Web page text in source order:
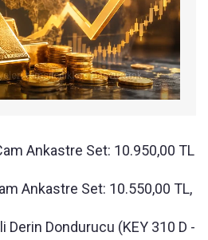
Ankastre Set: 10.950,00 TL
Ankastre Set: 10.550,00 TL,
Dondurucu (KEY 310 D -